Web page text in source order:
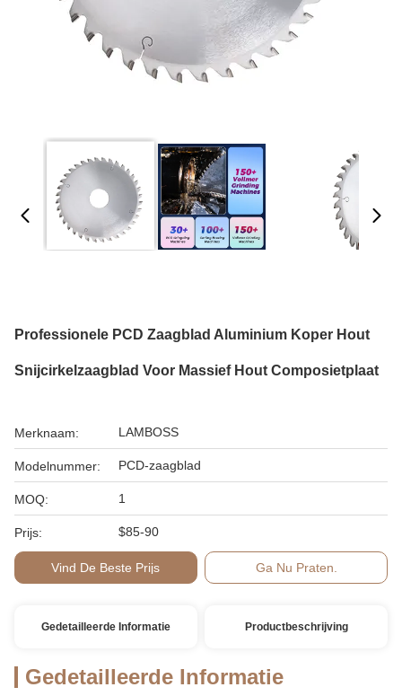
Professionele PCD Zaagblad Aluminium Koper Hout
Snijcirkelzaagblad Voor Massief Hout Composietplaat
Merknaam: LAMBOSS
Modelnummer: PCD-zaagblad
MOQ: 1
Prijs: $85-90
Vind De Beste Prijs Ga Nu Praten.
Gedetailleerde Informatie Productbeschrijving
Gedetailleerde Informatie